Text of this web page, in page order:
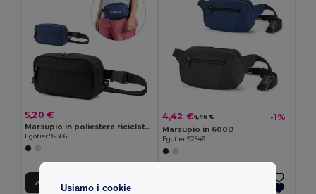
5,20 €
Marsupio in poliestere riciclato 600D e foderato in poliestere riciclato 210D
Egotier 92386
Aggiungi al carrello
4,42 €4,46 € -1%
Marsupio in 600D
Egotier 92546
Usiamo i cookie